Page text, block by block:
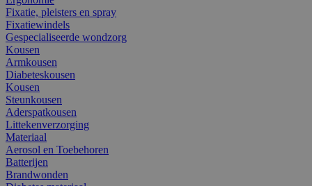
Fixatie, pleisters en spray
Fixatiewindels
Gespecialiseerde wondzorg
Kousen
Armkousen
Diabeteskousen
Kousen
Steunkousen
Aderspatkousen
Littekenverzorging
Materiaal
Aerosol en Toebehoren
Batterijen
Brandwonden